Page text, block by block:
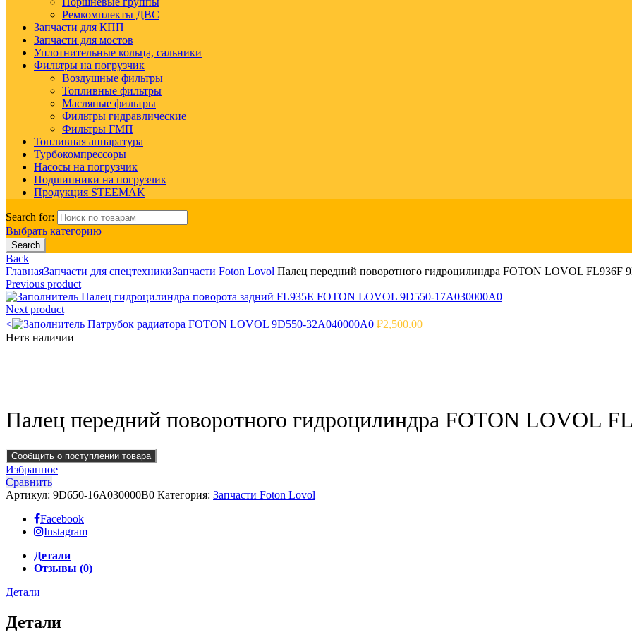
Ремкомплекты ДВС
Запчасти для КПП
Запчасти для мостов
Уплотнительные кольца, сальники
Фильтры на погрузчик
Воздушные фильтры
Топливные фильтры
Масляные фильтры
Фильтры гидравлические
Фильтры ГМП
Топливная аппаратура
Турбокомпрессоры
Насосы на погрузчик
Подшипники на погрузчик
Продукция STEEMAK
Search for:
Выбрать категорию
Search
Back
ГлавнаяЗапчасти для спецтехникиЗапчасти Foton Lovol Палец передний поворотного гидроцилиндра FOTON LOVOL FL936F
Previous product
Палец гидроцилиндра поворота задний FL935E FOTON LOVOL 9D550-17A030000A0
Next product
<
Патрубок радиатора FOTON LOVOL 9D550-32A040000A0 ₽2,500.00
Нетв наличии
Палец передний поворотного гидроцилиндра FOTON LOVOL
Сообщить о поступлении товара
Избранное
Сравнить
Артикул: 9D650-16A030000B0 Категория: Запчасти Foton Lovol
Facebook
Instagram
Детали
Отзывы (0)
Детали
Детали